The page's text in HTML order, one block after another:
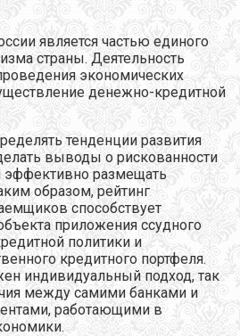
является частью единого
страны. Деятельность
экономических
денежно-кредитной
тенденции развития
выводы о рискованности
эффективно размещать
образом, рейтинг
способствует
приложения ссудного
политики и
кредитного портфеля.
индивидуальный подход, так
между самими банками и
работающими в